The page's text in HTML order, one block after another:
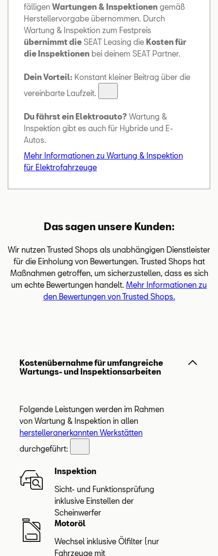
fälligen Wartungen & Inspektionen gemäß
Herstellervorgabe übernommen. Durch
Wartung & Inspektion zum Festpreis
übernimmt die SEAT Leasing die Kosten für
die Inspektionen bei deinem SEAT Partner.
Dein Vorteil: Konstant kleiner Beitrag über die
vereinbarte Laufzeit.
Du fährst ein Elektroauto? Wartung &
Inspektion gibt es auch für Hybride und E-
Autos.
Mehr Informationen zu Wartung & Inspektion
für Elektrofahrzeuge
Das sagen unsere Kunden:
Wir nutzen Trusted Shops als unabhängigen Dienstleister
für die Einholung von Bewertungen. Trusted Shops hat
Maßnahmen getroffen, um sicherzustellen, dass es sich
um echte Bewertungen handelt. Mehr Informationen zu
den Bewertungen von Trusted Shops.
Kostenübernahme für umfangreiche
Wartungs- und Inspektionsarbeiten
Folgende Leistungen werden im Rahmen
von Wartung & Inspektion in allen
herstelleranerkannten Werkstätten
durchgeführt:
Inspektion
Sicht- und Funktionsprüfung
inklusive Einstellen der
Scheinwerfer
Motoröl
Wechsel inklusive Ölfilter (nur
Fahrzeuge mit